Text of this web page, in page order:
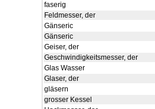
faserig
Feldmesser, der
Gänseric
Gänseric
Geiser, der
Geschwindigkeitsmesser, der
Glas Wasser
Glaser, der
gläsern
grosser Kessel